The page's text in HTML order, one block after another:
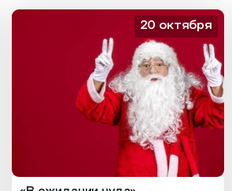
20 октября